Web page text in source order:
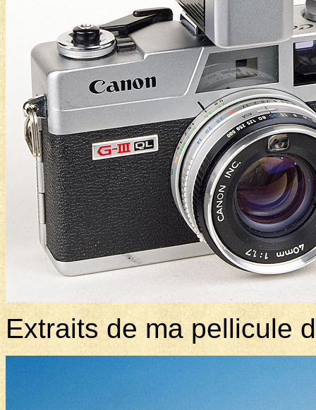
Extraits de ma pellicule